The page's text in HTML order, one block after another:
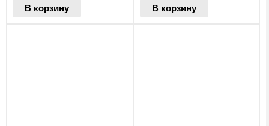
В корзину В корзину